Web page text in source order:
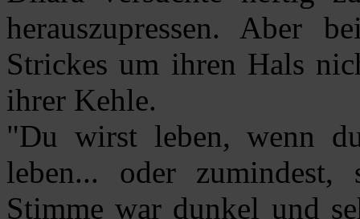
herauszupressen. Aber
Strickes um ihren Hals
ihrer Kehle.
"Du wirst leben, wenn
leben... oder
Stimme war dunkel und